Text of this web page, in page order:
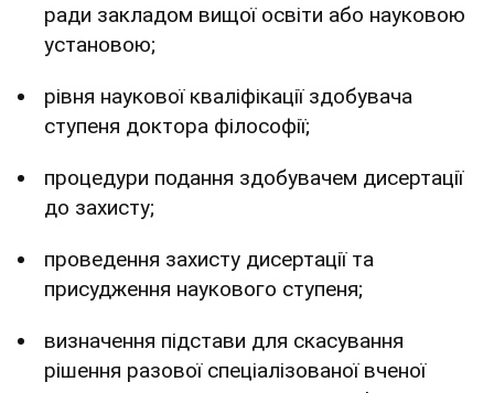
ради закладом вищої освіти або науковою
установою;
рівня наукової кваліфікації здобувача
ступеня доктора філософії;
процедури подання здобувачем дисертації
до захисту;
проведення захисту дисертації та
присудження наукового ступеня;
визначення підстави для скасування
рішення разової спеціалізованої вченої